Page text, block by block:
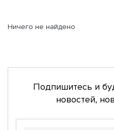
Ничего не найдено
Подпишитесь и
новостей,